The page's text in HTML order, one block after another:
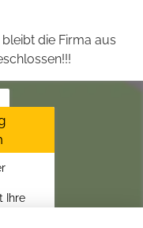
die Firma aus
Ihre